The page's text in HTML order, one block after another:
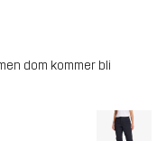
dom kommer bli